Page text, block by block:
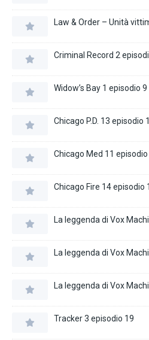
Law & Order – Unità
Criminal Record 2
Widow’s Bay 1 episodio 9
Chicago P.D. 13 episodio
Chicago Med 11 episodio
Chicago Fire 14 episodio
La leggenda di Vox
La leggenda di Vox
La leggenda di Vox
Tracker 3 episodio 19